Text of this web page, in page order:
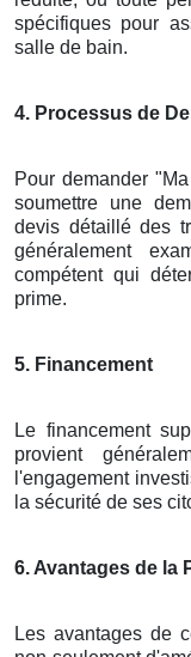
spécifiques pour
salle de bain.
4. Processus de
Pour demander
soumettre une
devis détaillé des
généralement
compétent qui
prime.
5. Financement
Le financement
provient
l'engagement
la sécurité de ses
6. Avantages de la
Les avantages de